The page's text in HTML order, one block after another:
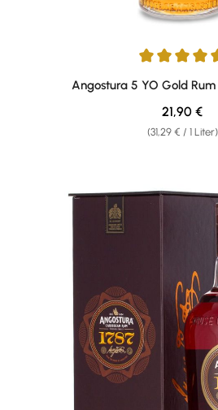
Durchschnittliche Bewertung von 5
Angostura 5 YO Gold
(31,29 € / 1 Liter)
Regulärer
21,90 €